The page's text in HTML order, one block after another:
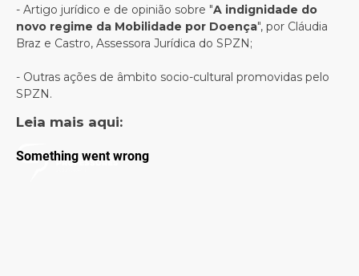
- Artigo jurídico e de opinião sobre "A indignidade do
novo regime da Mobilidade por Doença", por Cláudia
Braz e Castro, Assessora Jurídica do SPZN;
- Outras ações de âmbito socio-cultural promovidas pelo
SPZN.
Leia mais aqui: